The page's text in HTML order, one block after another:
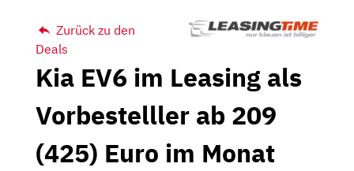
Zurück zu den
Deals
Kia EV6 im Leasing als
Vorbestelller ab 209
(425) Euro im Monat